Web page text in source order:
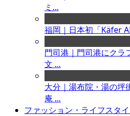
ミ...
福岡｜日本初「Käfer
門司港｜門司港にクラ
文 ...
大分｜湯布院・湯の坪
庵 ...
ファッション・ライフスタ